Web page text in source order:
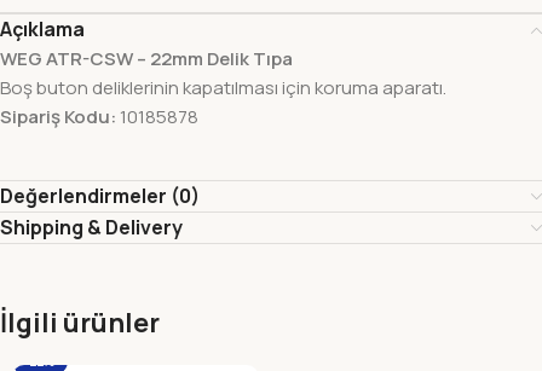
Açıklama
WEG ATR-CSW – 22mm Delik Tıpa
Boş buton deliklerinin kapatılması için koruma aparatı.
Sipariş Kodu: 10185878
Değerlendirmeler (0)
Shipping & Delivery
İlgili ürünler
-22%